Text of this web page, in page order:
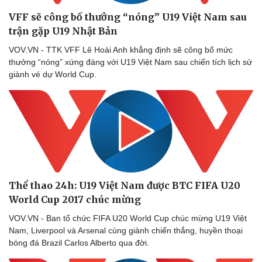
VFF sẽ công bố thưởng “nóng” U19 Việt Nam sau
trận gặp U19 Nhật Bản
VOV.VN - TTK VFF Lê Hoài Anh khẳng định sẽ công bố mức
thưởng “nóng” xứng đáng với U19 Việt Nam sau chiến tích lịch sử
giành vé dự World Cup.
Thể thao 24h: U19 Việt Nam được BTC FIFA U20
World Cup 2017 chúc mừng
VOV.VN - Ban tổ chức FIFA U20 World Cup chúc mừng U19 Việt
Nam, Liverpool và Arsenal cùng giành chiến thắng, huyền thoại
bóng đá Brazil Carlos Alberto qua đời.